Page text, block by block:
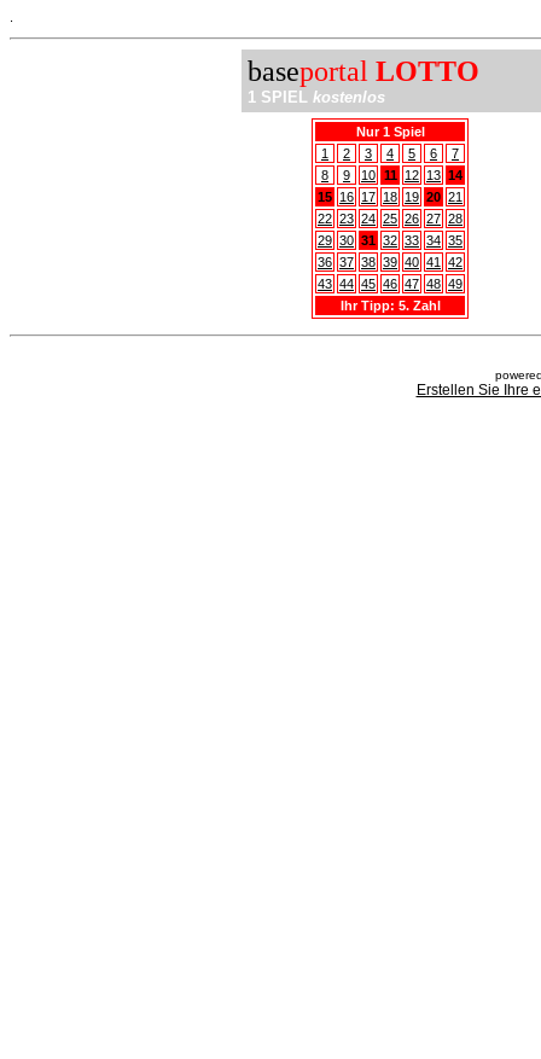
baseportal LOTTO
1 SPIEL kostenlos
Nur 1 Spiel
1
2 3 4 5 6
7
8
9 10 11 12 13 14
15 16 17 18 19 20 21
22 23 24 25 26 27 28
29 30 31 32 33 34 35
36 37 38 39 40 41
42
43 44 45 46 47 48 49
Ihr Tipp: 5. Zahl
Erstellen Sie Ihre